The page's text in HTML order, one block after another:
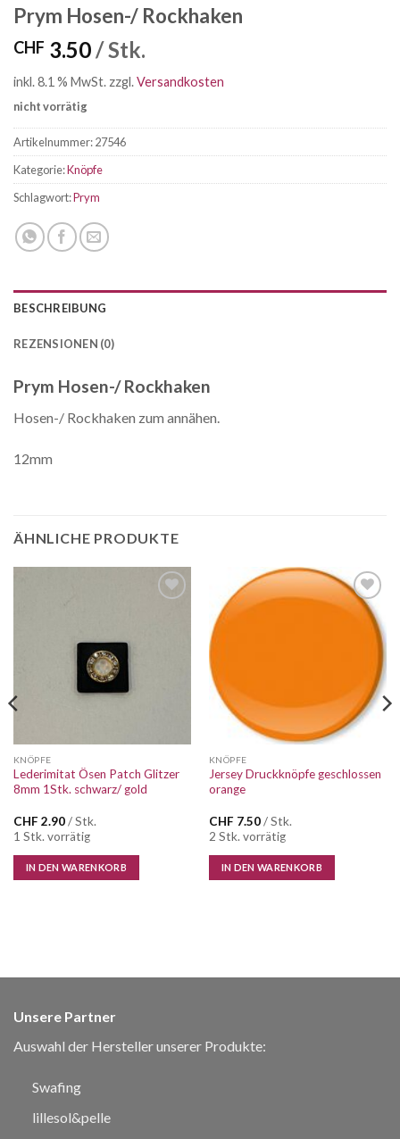
Prym Hosen-/ Rockhaken
CHF 3.50/ Stk.
inkl. 8.1 % MwSt.zzgl.Versandkosten
nicht vorrätig
Artikelnummer:27546
Kategorie:Knöpfe
Schlagwort:Prym
BESCHREIBUNG
REZENSIONEN (0)
Prym Hosen-/ Rockhaken
Hosen-/ Rockhaken zum annähen.
12mm
ÄHNLICHE PRODUKTE
KNÖPFE
Lederimitat Ösen Patch Glitzer
8mm 1Stk. schwarz/ gold
CHF 2.90/ Stk.
1 Stk. vorrätig
IN DEN WARENKORB
KNÖPFE
Jersey Druckknöpfe geschlossen
orange
CHF 7.50/ Stk.
2 Stk. vorrätig
IN DEN WARENKORB
Unsere Partner
Auswahl der Hersteller unserer Produkte:
Swafing
lillesol&pelle